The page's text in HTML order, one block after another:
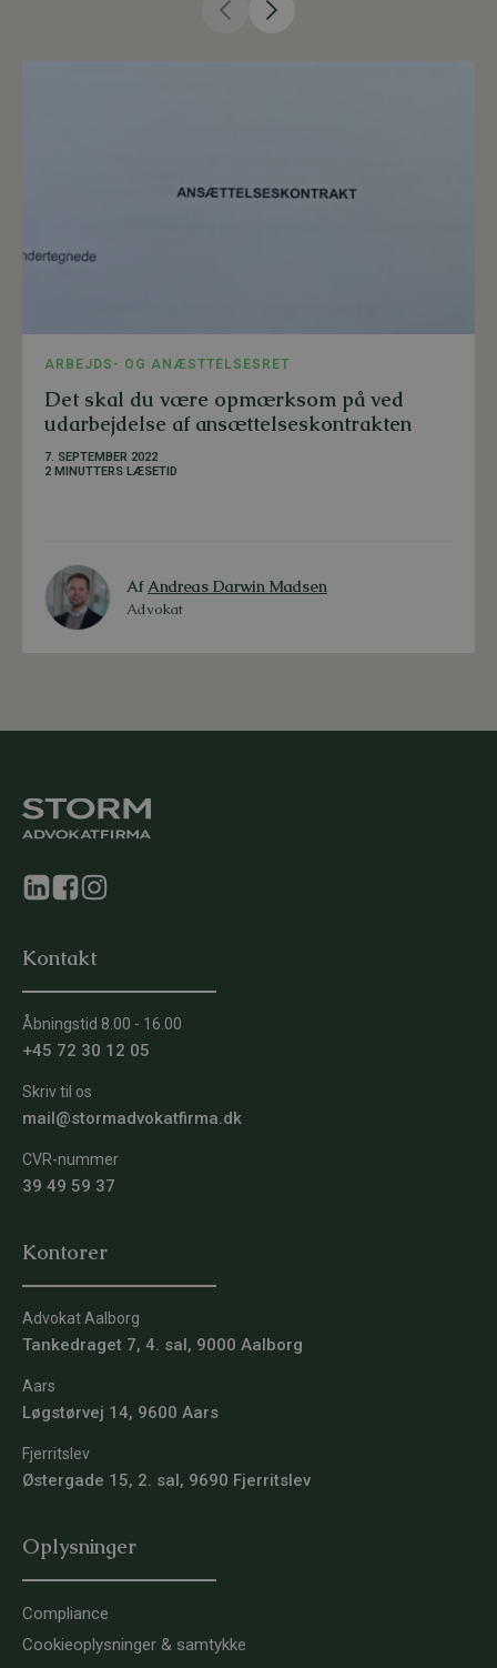
ARBEJDS- OG ANÆSTTELSESRET
Det skal du være opmærksom på ved
udarbejdelse af ansættelseskontrakten
7. SEPTEMBER 2022
2 MINUTTERS LÆSETID
AfAndreas Darwin Madsen
Advokat
Kontakt
Åbningstid 8.00 - 16.00
+45 72 30 12 05
Skriv til os
mail@stormadvokatfirma.dk
CVR-nummer
39 49 59 37
Kontorer
Advokat Aalborg
Tankedraget 7, 4. sal, 9000 Aalborg
Aars
Løgstørvej 14, 9600 Aars
Fjerritslev
Østergade 15, 2. sal, 9690 Fjerritslev
Oplysninger
Compliance
Cookieoplysninger & samtykke